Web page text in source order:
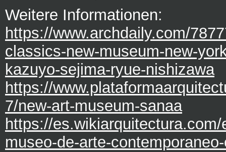
Weitere Informationen:
https://www.archdaily.com/
classics-new-museum-new-
kazuyo-sejima-ryue-nishizawa
https://
7/new-art-museum-sanaa
https://
museo-de-arte-